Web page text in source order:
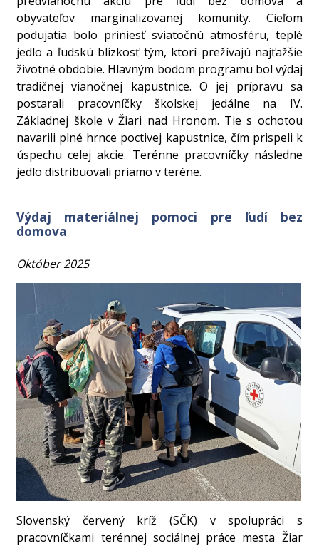
obyvateľov marginalizovanej komunity. Cieľom
podujatia bolo priniesť sviatočnú atmosféru, teplé
jedlo a ľudskú blízkosť tým, ktorí prežívajú najťažšie
životné obdobie. Hlavným bodom programu bol výdaj
tradičnej vianočnej kapustnice. O jej prípravu sa
postarali pracovníčky školskej jedálne na IV.
Základnej škole v Žiari nad Hronom. Tie s ochotou
navarili plné hrnce poctivej kapustnice, čím prispeli k
úspechu celej akcie. Terénne pracovníčky následne
jedlo distribuovali priamo v teréne.
Výdaj materiálnej pomoci pre ľudí bez
domova
Október 2025
Slovenský červený kríž (SČK) v spolupráci s
pracovníčkami terénnej sociálnej práce mesta Žiar